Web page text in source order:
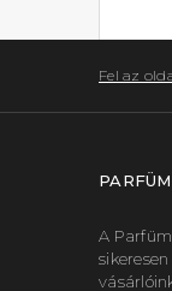
Fel az
A